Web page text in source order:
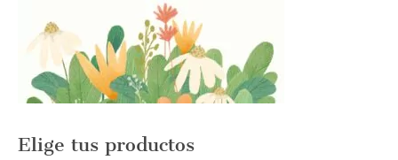
página
de
producto
Elige tus productos